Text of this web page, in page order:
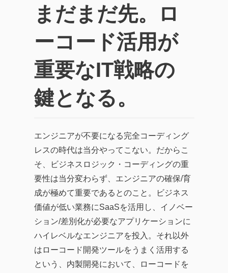
まだまだ先。ロ
ーコード活用が
重要なIT戦略の
鍵となる。
エンジニアが不要になる完全コーディング
レスの時代は当分やってこない。だからこ
そ、ビジネスロジック・コーディングの重
要性は当分変わらず、エンジニアの確保/育
成が極めて重要であるとのこと。ビジネス
価値が低い業務にSaaSを活用し、イノベー
ション/差別化が必要なアプリケーションに
ハイレベルなエンジニアを投入。それ以外
はローコード開発ツールをうまく活用する
という、内製開発において、ローコードを